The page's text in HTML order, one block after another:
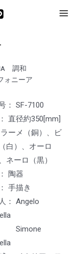
調和
ォニーア
： SF-7100
直径約350[mm]
ーメ（銅）、ビ
白）、オーロ
ネーロ（黒）
陶器
手描き
Angelo